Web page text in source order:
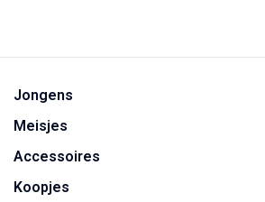
Jongens
Meisjes
Accessoires
Koopjes